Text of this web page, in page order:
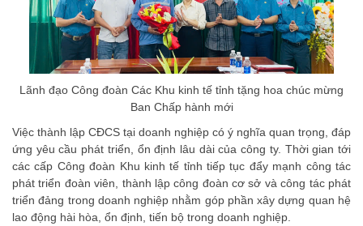
Lãnh đạo Công đoàn Các Khu kinh tế tỉnh tặng hoa chúc mừng
Ban Chấp hành mới
Việc thành lập CĐCS tại doanh nghiệp có ý nghĩa quan trọng, đáp
ứng yêu cầu phát triển, ổn định lâu dài của công ty. Thời gian tới
các cấp Công đoàn Khu kinh tế tỉnh tiếp tục đẩy mạnh công tác
phát triển đoàn viên, thành lập công đoàn cơ sở và công tác phát
triển đảng trong doanh nghiệp nhằm góp phần xây dựng quan hệ
lao động hài hòa, ổn định, tiến bộ trong doanh nghiệp.